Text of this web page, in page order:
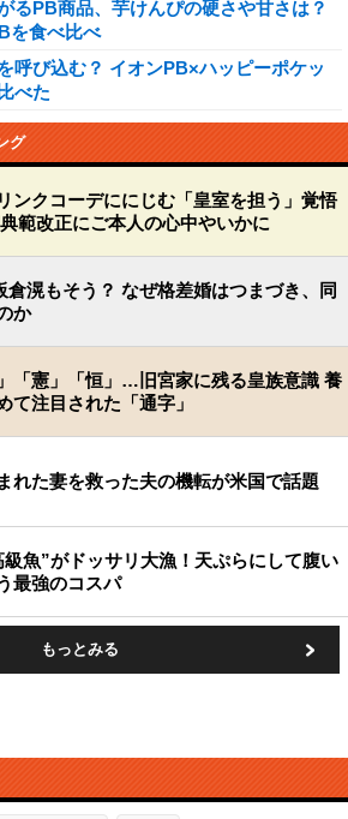
るPB商品、芋けんぴの硬さや甘さは？
を食べ比べ
呼び込む？ イオンPB×ハッピーポケッ
べた
グ
ンクコーデににじむ「皇室を担う」覚悟
範改正にご本人の心中やいかに
倉滉もそう？ なぜ格差婚はつまづき、同
か
「憲」「恒」…旧宮家に残る皇族意識 養
て注目された「通字」
れた妻を救った夫の機転が米国で話題
魚”がドッサリ大漁！天ぷらにして腹い
最強のコスパ
もっとみる